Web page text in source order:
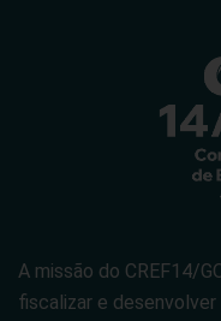
A missão do CREF14/
fiscalizar e desenvolver